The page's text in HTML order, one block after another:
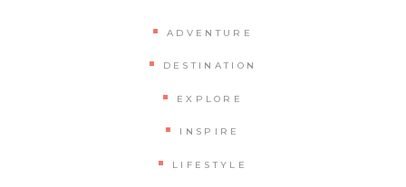
ADVENTURE
DESTINATION
EXPLORE
INSPIRE
LIFESTYLE